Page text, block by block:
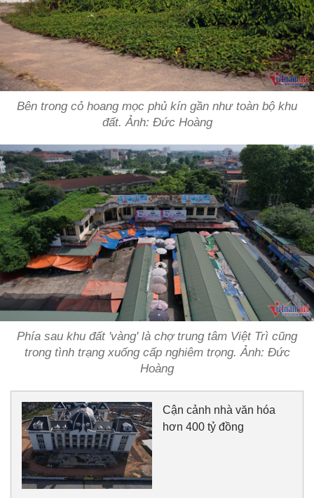
Bên trong cỏ hoang mọc phủ kín gần như toàn bộ khu
đất. Ảnh: Đức Hoàng
Phía sau khu đất 'vàng' là chợ trung tâm Việt Trì cũng
trong tình trạng xuống cấp nghiêm trọng. Ảnh: Đức
Hoàng
Cận cảnh nhà văn hóa
hơn 400 tỷ đồng